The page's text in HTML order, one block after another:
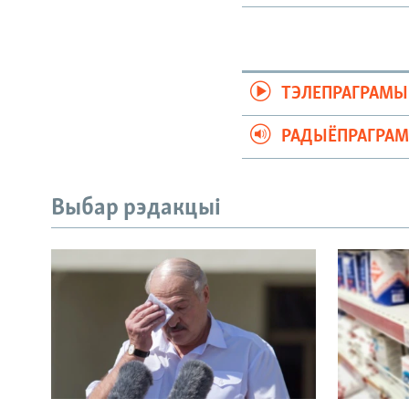
ТЭЛЕПРАГРАМЫ
Выбар рэдакцыі